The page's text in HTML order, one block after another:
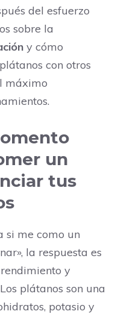
del esfuerzo
sobre la
y cómo
con otros
máximo
un
tus
si me como un
la respuesta es
y
plátanos son una
potasio y